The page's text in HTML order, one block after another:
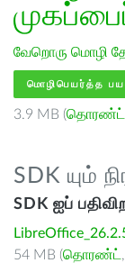
வேறொரு மொழி
மொழிபெயர்த்த
3.9 MB (தொரண்ட்
SDK யும்
SDK ஐப்
54 MB (தொரண்ட் ,